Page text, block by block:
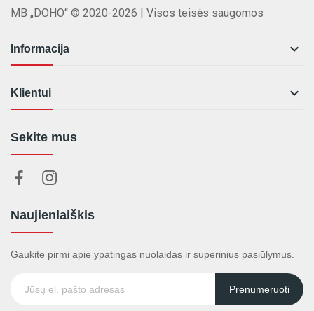
MB „DOHO“ © 2020-2026 | Visos teisės saugomos
Informacija 
Klientui 
Sekite mus
Naujienlaiškis
Gaukite pirmi apie ypatingas nuolaidas ir superinius pasiūlymus.
Prenumeruoti